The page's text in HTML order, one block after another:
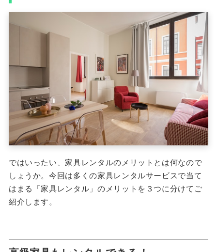
ではいったい、家具レンタルのメリットとは何なので
しょうか。今回は多くの家具レンタルサービスで当て
はまる「家具レンタル」のメリットを３つに分けてご
紹介します。